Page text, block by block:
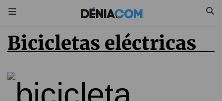
Bicicletas eléctricas